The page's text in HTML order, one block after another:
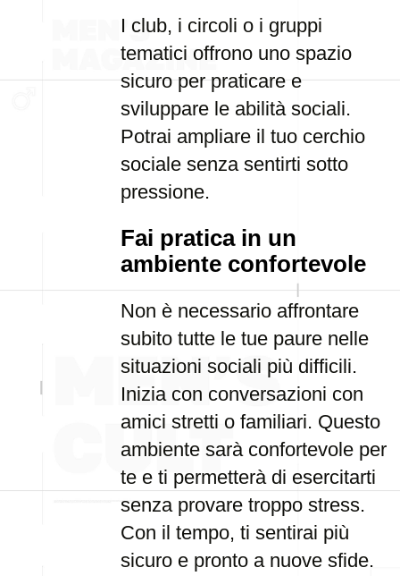
I club, i circoli o i gruppi
tematici offrono uno spazio
sicuro per praticare e
sviluppare le abilità sociali.
Potrai ampliare il tuo cerchio
sociale senza sentirti sotto
pressione.
Fai pratica in un
ambiente confortevole
Non è necessario affrontare
subito tutte le tue paure nelle
situazioni sociali più difficili.
Inizia con conversazioni con
amici stretti o familiari. Questo
ambiente sarà confortevole per
te e ti permetterà di esercitarti
senza provare troppo stress.
Con il tempo, ti sentirai più
sicuro e pronto a nuove sfide.